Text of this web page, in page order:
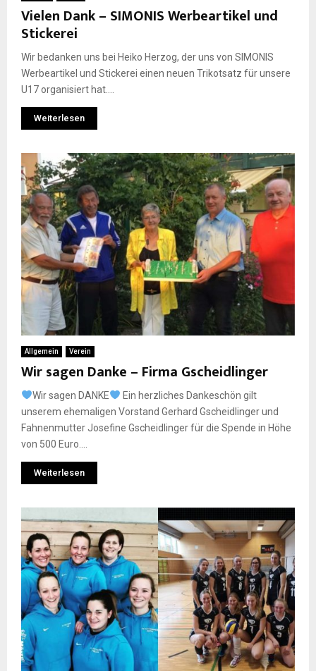
Vielen Dank – SIMONIS Werbeartikel und
Stickerei
Wir bedanken uns bei Heiko Herzog, der uns von SIMONIS
Werbeartikel und Stickerei einen neuen Trikotsatz für unsere
U17 organisiert hat....
Weiterlesen
Allgemein Verein
Wir sagen Danke – Firma Gscheidlinger
Wir sagen DANKE
Ein herzliches Dankeschön gilt
unserem ehemaligen Vorstand Gerhard Gscheidlinger und
Fahnenmutter Josefine Gscheidlinger für die Spende in Höhe
von 500 Euro....
Weiterlesen